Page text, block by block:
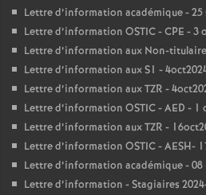
Lettre d’information académique - 25
Lettre d’information OSTIC - CPE - 3
Lettre d’information aux Non-
Lettre d’information aux S1 -
Lettre d’information aux TZR -
Lettre d’information OSTIC - AED - 1
Lettre d’information aux TZR -
Lettre d’information OSTIC - AESH-
Lettre d’information académique - 08
Lettre d’information - Stagiaires